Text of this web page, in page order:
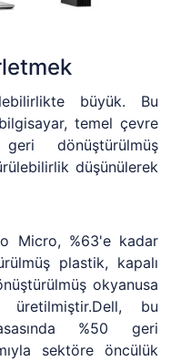
büyük. Bu
temel çevre
geri dönüştürülmüş
düşünülerek
Micro, %63'e kadar
plastik, kapalı
okyanusa
bu
%50 geri
sektöre öncülük